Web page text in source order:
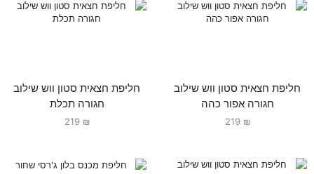
חליפת חצאית סטון ווש שילוב
חגורה אפור כהה
219 ₪
חליפת חצאית סטון ווש שילוב
חגורה תכלת
219 ₪